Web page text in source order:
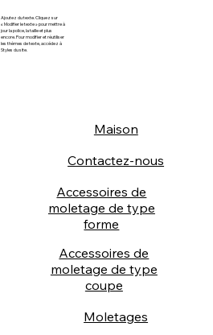
Ajoutez du texte. Cliquez sur
« Modifier le texte » pour mettre à
jour la police, la taille et plus
encore. Pour modifier et réutiliser
les thèmes de texte, accédez à
Styles du site.
Maison
Contactez-nous
Accessoires de
moletage de type
forme
Accessoires de
moletage de type
coupe
Moletages